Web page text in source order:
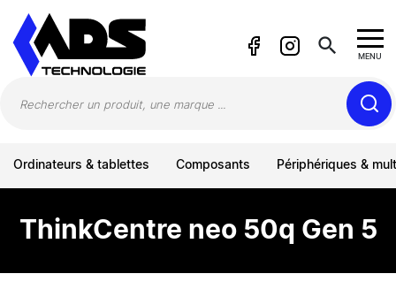
search MENU
Ordinateurs & tablettes Composants Périphériques &
ThinkCentre neo 50q Gen 5